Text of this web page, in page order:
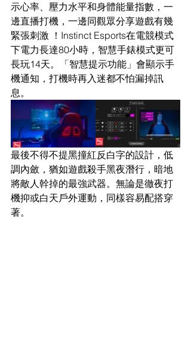
示心率、壓力水平和身體能量指數，一
邊直播打機，一邊同觀眾分享遊戲有幾
緊張刺激 ！Instinct Esports在電競模式
下電力長達80小時，智慧手錶模式更可
長玩14天。「智慧提示功能」會顯示手
機通知，打機時再入迷都不怕漏掉訊
息。
最後不得不提黑撞紅反白字的設計，低
調內斂，猶如遊戲殺手黑夜潛行，暗地
將敵人幹掉的最強武器。無論是徹夜打
機抑或白天戶外運動，同樣容易配搭穿
著。